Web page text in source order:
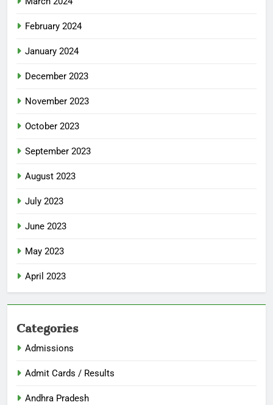
February 2024
January 2024
December 2023
November 2023
October 2023
September 2023
August 2023
July 2023
June 2023
May 2023
April 2023
Categories
Admissions
Admit Cards / Results
Andhra Pradesh